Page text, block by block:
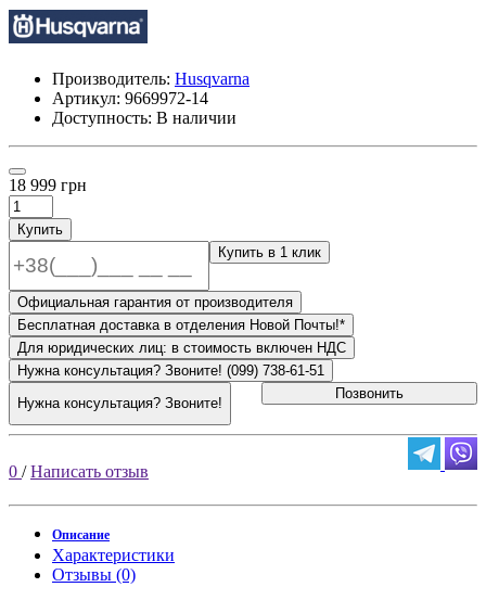
Производитель: Husqvarna
Артикул: 9669972-14
Доступность: В наличии
18 999 грн
Купить
Купить в 1 клик
Официальная гарантия от производителя
Бесплатная доставка в отделения Новой Почты!*
Для юридических лиц: в стоимость включен НДС
Нужна консультация? Звоните! (099) 738-61-51
Нужна консультация? Звоните!
Позвонить
0 /Написать отзыв
Описание
Характеристики
Отзывы (0)